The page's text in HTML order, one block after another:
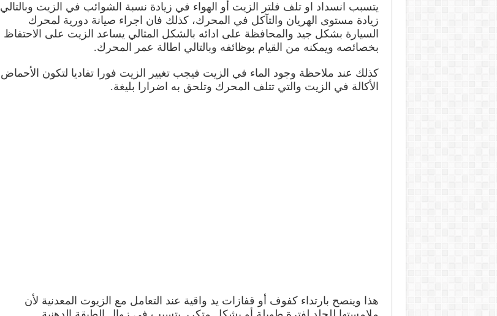
يتسبب انسداد او تلف فلتر الزيت أو الهواء في زيادة نسبة الشوائب في الزيت وبالتالي
زيادة مستوى الهريان والتآكل في المحرك، كذلك فان اجراء صيانة دورية لمحرك
السيارة بشكل جيد والمحافظة على ادائه بالشكل المثالي يساعد الزيت على الاحتفاظ
بخصائصه ويمكنه من القيام بوظائفه وبالتالي اطالة عمر المحرك.
كذلك عند ملاحظة وجود الماء في الزيت فيجب تغيير الزيت فورا تفاديا لتكون الأحماض
الأكالة في الزيت والتي تتلف المحرك وتلحق به اضرارا بليغة.
هذا وينصح بارتداء كفوف أو قفازات يد واقية عند التعامل مع الزيوت المعدنية لأن